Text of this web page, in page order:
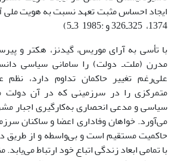
ایجاد احساس مثبت تعهد نسبت به هویت ملى
1374، 325ـ326 و :1985 3ـ5)
با تأسى به آراى موریس، گیدنز، هکتر و
مدرن (ملت‌ـ دولت) را سامانى سیاسى
على‌رغم تغییر حاکمان تداوم دارد، نظم
متمرکزى را در سرزمینى که در آن دولت
سیاسى و مدعى انحصارى به‌کارگیرى اجبار
مى‌آورد. خواهان وفادارى اعضا و ساکنان
حاکمیت مستقیم است و بى‌واسطه و از طریق
با تمامى ابعاد زندگى اتباع خود ارتباط